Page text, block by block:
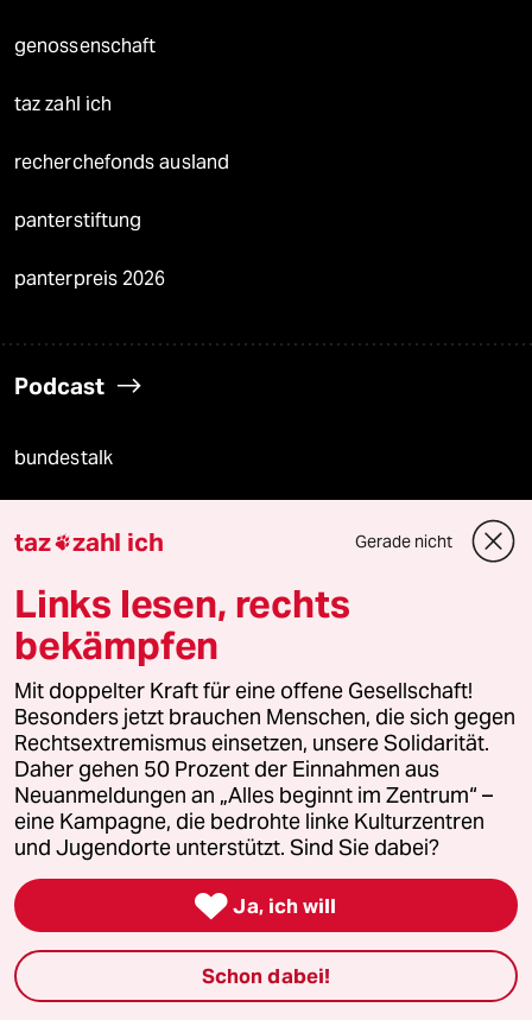
genossenschaft
taz zahl ich
recherchefonds ausland
panterstiftung
panterpreis 2026
Podcast
bundestalk
Mauerecho
Freie Rede
reingehen
Newsletter
team zukunft
taz frisch
taz zahl ich Gerade nicht
Links lesen, rechts
bekämpfen
Mit doppelter Kraft für eine offene Gesellschaft!
Besonders jetzt brauchen Menschen, die sich gegen
Rechtsextremismus einsetzen, unsere Solidarität.
Daher gehen 50 Prozent der Einnahmen aus
Neuanmeldungen an „Alles beginnt im Zentrum“ –
eine Kampagne, die bedrohte linke Kulturzentren
und Jugendorte unterstützt. Sind Sie dabei?
 Ja, ich will
Schon dabei!